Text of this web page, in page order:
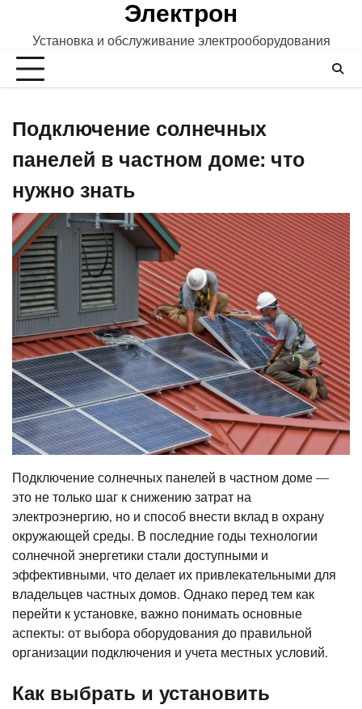
content
Электрон
Установка и обслуживание электрооборудования
Подключение солнечных
панелей в частном доме: что
нужно знать
Подключение солнечных панелей в частном доме —
это не только шаг к снижению затрат на
электроэнергию, но и способ внести вклад в охрану
окружающей среды. В последние годы технологии
солнечной энергетики стали доступными и
эффективными, что делает их привлекательными для
владельцев частных домов. Однако перед тем как
перейти к установке, важно понимать основные
аспекты: от выбора оборудования до правильной
организации подключения и учета местных условий.
Как выбрать и установить